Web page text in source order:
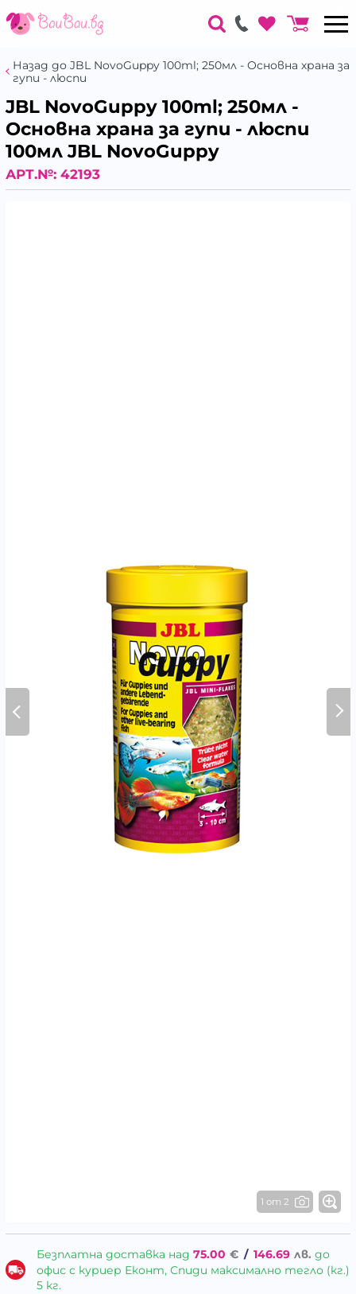
Назад до JBL NovoGuppy 100ml; 250мл - Основна храна за
гупи - люспи
JBL NovoGuppy 100ml; 250мл -
Основна храна за гупи - люспи
100мл JBL NovoGuppy
АРТ.№: 42193
1 от 2
Безплатна доставка над 75.00 € / 146.69 лв. до
офис с куриер Еконт, Спиди максимално тегло (кг.)
5 кг.